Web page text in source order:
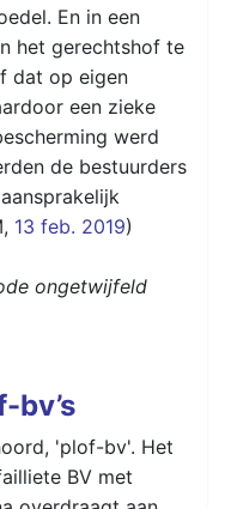
En in een
het gerechtshof te
dat op eigen
een zieke
werd
de bestuurders
13 feb. 2019)
ongetwijfeld
bv’s
'plof-bv'. Het
BV met